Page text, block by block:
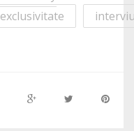
exclusivitate